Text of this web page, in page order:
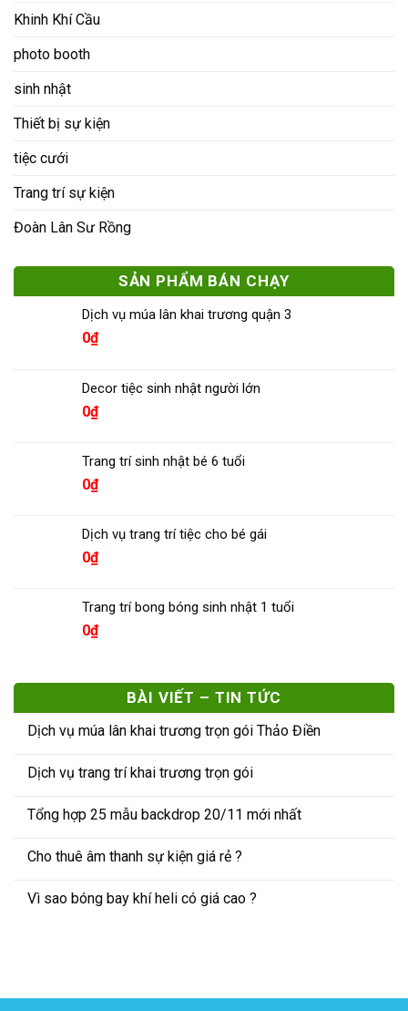
Khinh Khí Cầu
photo booth
sinh nhật
Thiết bị sự kiện
tiệc cưới
Trang trí sự kiện
Đoàn Lân Sư Rồng
SẢN PHẨM BÁN CHẠY
Dịch vụ múa lân khai trương quận 3
0₫
Decor tiệc sinh nhật người lớn
0₫
Trang trí sinh nhật bé 6 tuổi
0₫
Dịch vụ trang trí tiệc cho bé gái
0₫
Trang trí bong bóng sinh nhật 1 tuổi
0₫
BÀI VIẾT – TIN TỨC
Dịch vụ múa lân khai trương trọn gói Thảo Điền
Dịch vụ trang trí khai trương trọn gói
Tổng hợp 25 mẫu backdrop 20/11 mới nhất
Cho thuê âm thanh sự kiện giá rẻ ?
Vì sao bóng bay khí heli có giá cao ?